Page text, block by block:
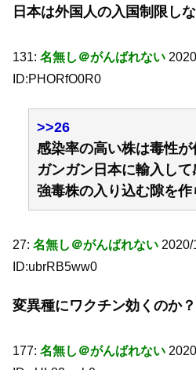
日本は外国人の入国制限し
131: 名無し＠がんばれない
ID:PHORfO0R0
>>26
感染率の高い株は毒性が
ガンガン日本に輸入して
強毒株の入り込む隙を作
27: 名無し＠がんばれない 2020/
ID:ubrRB5ww0
変異種にワクチン効くのか？
177: 名無し＠がんばれない